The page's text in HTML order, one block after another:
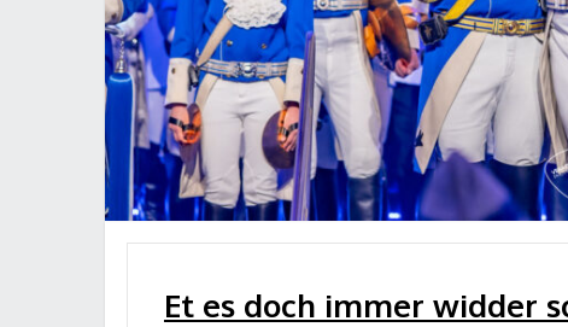
Et es doch immer widder